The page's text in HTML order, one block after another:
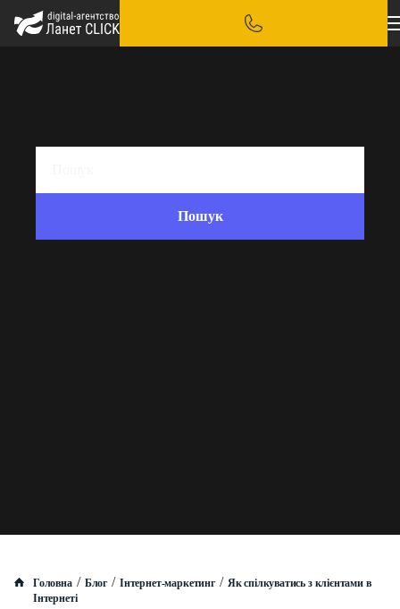
Головна / Блог / Інтернет-маркетинг / Як спілкуватись з клієнтами в
Інтернеті